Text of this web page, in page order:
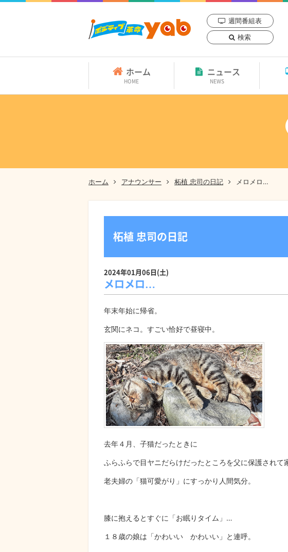
週間番組表
検索
ホーム
HOME
ニュース
NEWS
ホーム アナウンサー 柘植 忠司の日記 メロメロ…
柘植 忠司の日記
2024年01月06日(土)
メロメロ…
年末年始に帰省。
玄関にネコ。すごい恰好で昼寝中。
去年４月、子猫だったときに
ふらふらで目ヤニだらけだったところを父に保護されて
老夫婦の「猫可愛がり」にすっかり人間気分。
膝に抱えるとすぐに「お眠りタイム」…
１８歳の娘は「かわいい かわいい」と連呼。